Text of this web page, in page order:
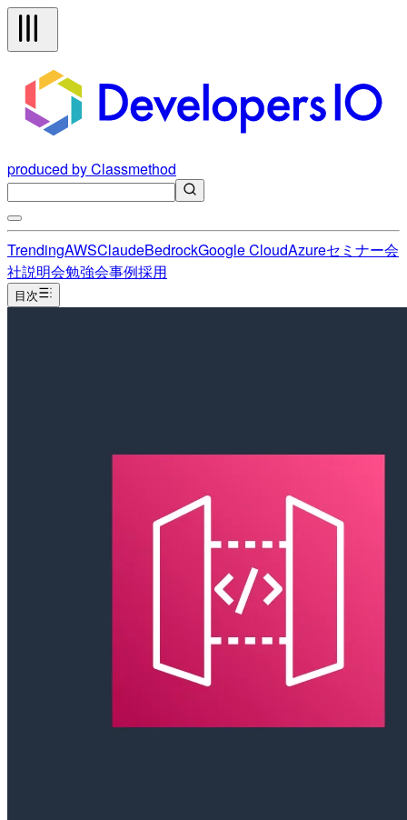
produced by Classmethod
TrendingAWSClaudeBedrockGoogle CloudAzureセミナー会
社説明会勉強会事例採用
目次